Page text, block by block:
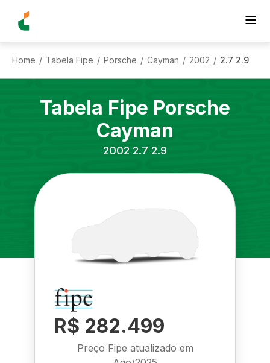
Home / Tabela Fipe / Porsche / Cayman / 2002 / 2.7 2.9
Tabela Fipe Porsche
Cayman
2002 2.7 2.9
R$ 282.499
Preço Fipe atualizado em